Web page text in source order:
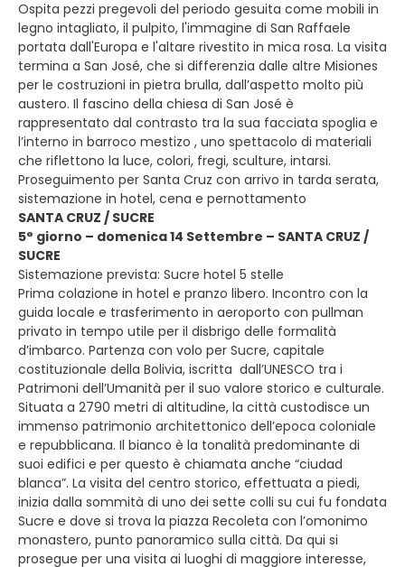
Ospita pezzi pregevoli del periodo gesuita come mobili in
legno intagliato, il pulpito, l'immagine di San Raffaele
portata dall'Europa e l'altare rivestito in mica rosa. La visita
termina a San José, che si differenzia dalle altre Misiones
per le costruzioni in pietra brulla, dall’aspetto molto più
austero. Il fascino della chiesa di San José è
rappresentato dal contrasto tra la sua facciata spoglia e
l’interno in barroco mestizo , uno spettacolo di materiali
che riflettono la luce, colori, fregi, sculture, intarsi.
Proseguimento per Santa Cruz con arrivo in tarda serata,
sistemazione in hotel, cena e pernottamento
SANTA CRUZ / SUCRE
5° giorno – domenica 14 Settembre – SANTA CRUZ /
SUCRE
Sistemazione prevista: Sucre hotel 5 stelle
Prima colazione in hotel e pranzo libero. Incontro con la
guida locale e trasferimento in aeroporto con pullman
privato in tempo utile per il disbrigo delle formalità
d’imbarco. Partenza con volo per Sucre, capitale
costituzionale della Bolivia, iscritta dall’UNESCO tra i
Patrimoni dell’Umanità per il suo valore storico e culturale.
Situata a 2790 metri di altitudine, la città custodisce un
immenso patrimonio architettonico dell’epoca coloniale
e repubblicana. Il bianco è la tonalità predominante di
suoi edifici e per questo è chiamata anche “ciudad
blanca”. La visita del centro storico, effettuata a piedi,
inizia dalla sommità di uno dei sette colli su cui fu fondata
Sucre e dove si trova la piazza Recoleta con l’omonimo
monastero, punto panoramico sulla città. Da qui si
prosegue per una visita ai luoghi di maggiore interesse,